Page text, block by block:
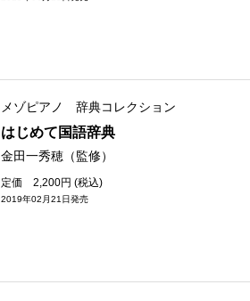
メゾピアノ 辞典コレクション
はじめて国語辞典
金田一秀穂（監修）
定価 2,200円 (税込)
2019年02月21日発売